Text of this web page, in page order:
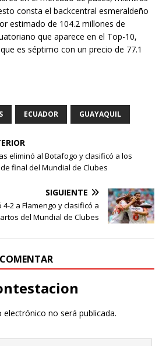
consta el backcentral esmeraldeño
estimado de 104.2 millones de
que aparece en el Top-10,
es séptimo con un precio de 77.1
ECUADOR GUAYAQUIL
eliminó al Botafogo y clasificó a los
final del Mundial de Clubes
SIGUIENTE
2 a Flamengo y clasificó a
del Mundial de Clubes
no será publicada.